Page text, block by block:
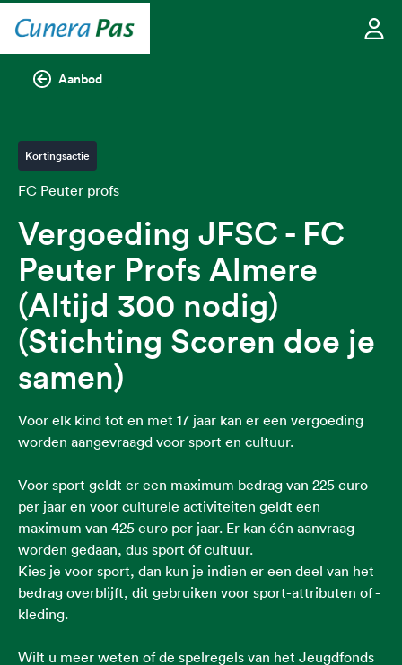
Aanbod
Kortingsactie
FC Peuter profs
Vergoeding JFSC - FC
Peuter Profs Almere
(Altijd 300 nodig)
(Stichting Scoren doe je
samen)
Voor elk kind tot en met 17 jaar kan er een vergoeding
worden aangevraagd voor sport en cultuur.
Voor sport geldt er een maximum bedrag van 225 euro
per jaar en voor culturele activiteiten geldt een
maximum van 425 euro per jaar. Er kan één aanvraag
worden gedaan, dus sport óf cultuur.
Kies je voor sport, dan kun je indien er een deel van het
bedrag overblijft, dit gebruiken voor sport-attributen of -
kleding.
Wilt u meer weten of de spelregels van het Jeugdfonds